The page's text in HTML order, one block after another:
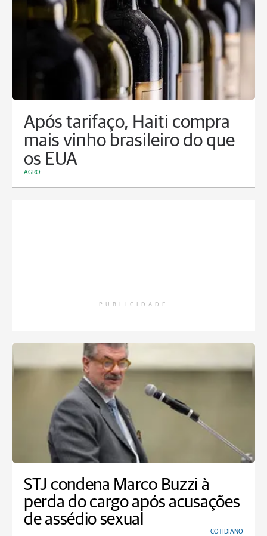
Após tarifaço, Haiti compra
mais vinho brasileiro do que
os EUA
AGRO
PUBLICIDADE
STJ condena Marco Buzzi à
perda do cargo após acusações
de assédio sexual
COTIDIANO